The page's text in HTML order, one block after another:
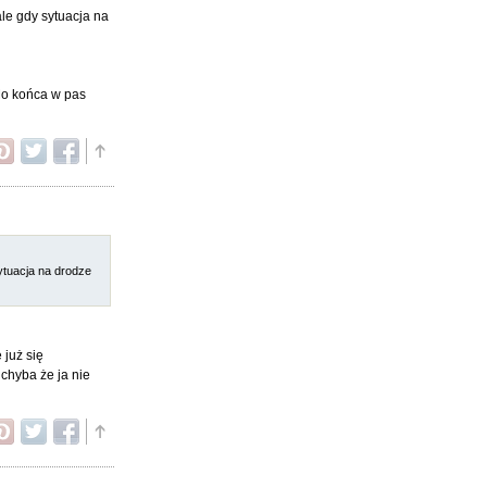
gdy sytuacja na
końca w pas
na drodze
już się
że ja nie